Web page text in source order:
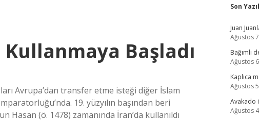
Başladı
Avrupa’dan transfer etme isteği diğer İslam
19. yüzyılın başından beri
(ö. 1478) zamanında İran’da kullanıldı
Son
Juan
Ağustos
Bağımlı
Ağustos
Kaplıca
Ağustos
Avakado
Ağustos